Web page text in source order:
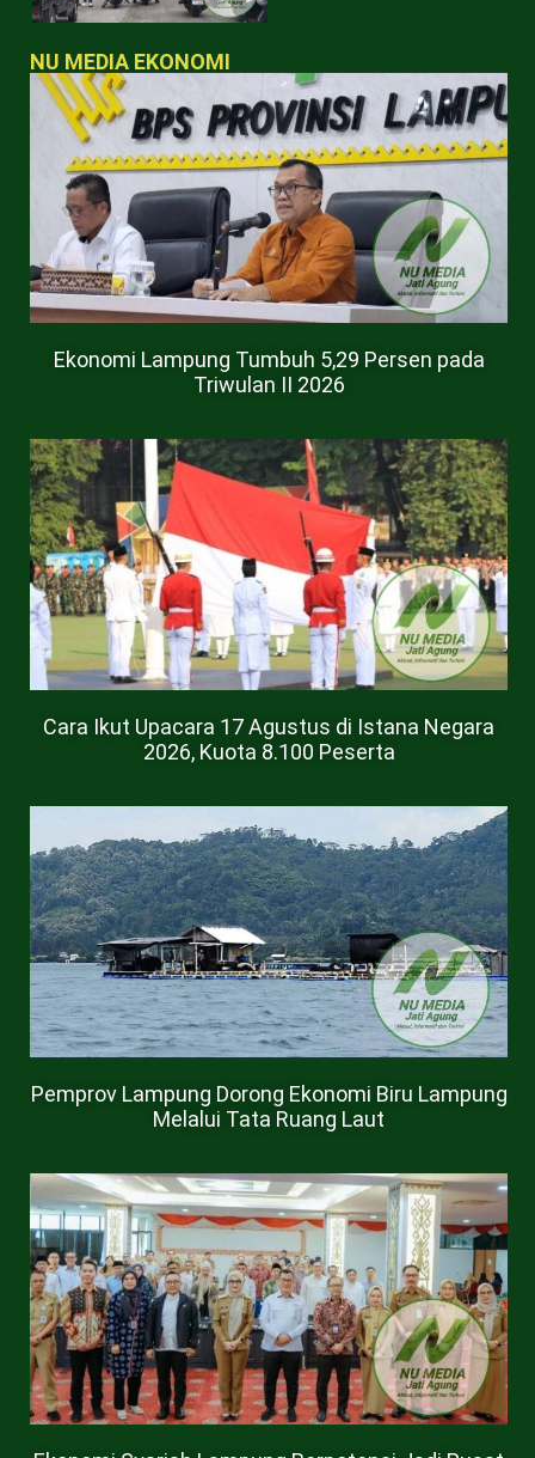
NU MEDIA EKONOMI
Ekonomi Lampung Tumbuh 5,29 Persen pada
Triwulan II 2026
Cara Ikut Upacara 17 Agustus di Istana Negara
2026, Kuota 8.100 Peserta
Pemprov Lampung Dorong Ekonomi Biru Lampung
Melalui Tata Ruang Laut